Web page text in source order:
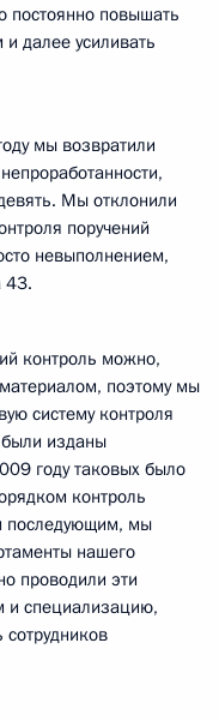
постоянно повышать
далее усиливать
мы возвратили
Мы отклонили
поручений
невыполнением,
43.
контроль можно,
поэтому мы
систему контроля
изданы
году таковых было
контроль
последующим, мы
нашего
проводили эти
и специализацию,